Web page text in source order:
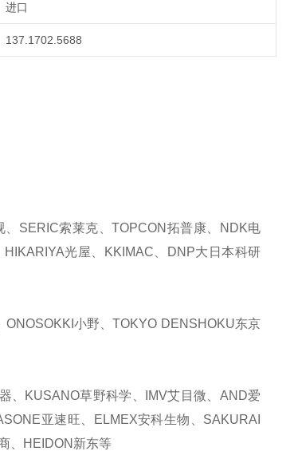
进口
137.1702.5688
SERIC索莱克、TOPCON拓普康、NDK电
光屋、KKIMAC、DNP大日本科研
小野、TOKYO DENSHOKU东京
、KUSANO草野科学、IMV艾目微、AND爱
亚速旺、ELMEX安科生物、SAKURAI
、HEIDON新东等